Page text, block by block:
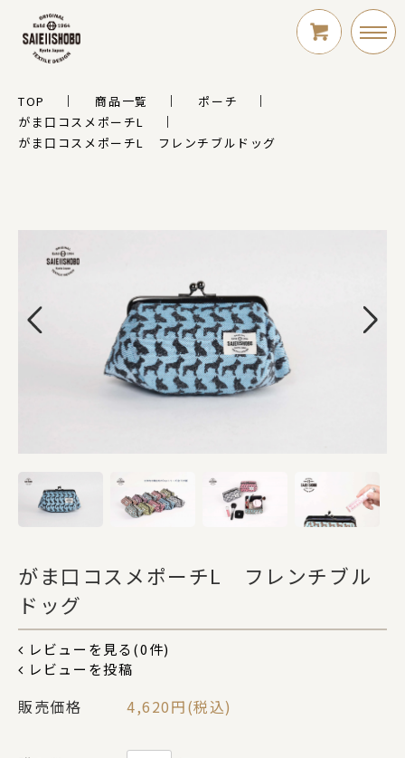
CATS
カテゴリー
ポーチ
ステーショナリー
TOP 商品一覧
ポーチ
がま口コスメポーチL
がま口コスメポーチL フレンチブルドッグ
がま口コスメポーチL フレンチブル
ドッグ
レビューを見る(0件)
レビューを投稿
販売価格 4,620円(税込)